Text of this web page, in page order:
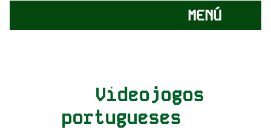
MENÚ
Videojogos
portugueses